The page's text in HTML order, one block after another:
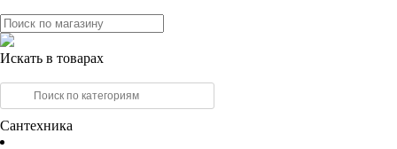
Искать в товарах
Сантехника